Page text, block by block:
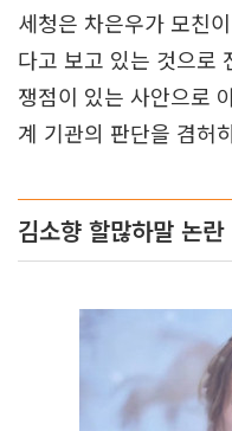
세청은 차은우가 모친
다고 보고 있는 것으로
쟁점이 있는 사안으로
계 기관의 판단을 겸허
김소향 할많하말 논란